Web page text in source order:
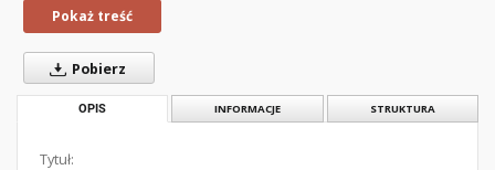
Pokaż treść
Pobierz
OPIS INFORMACJE STRUKTURA
Tytuł: